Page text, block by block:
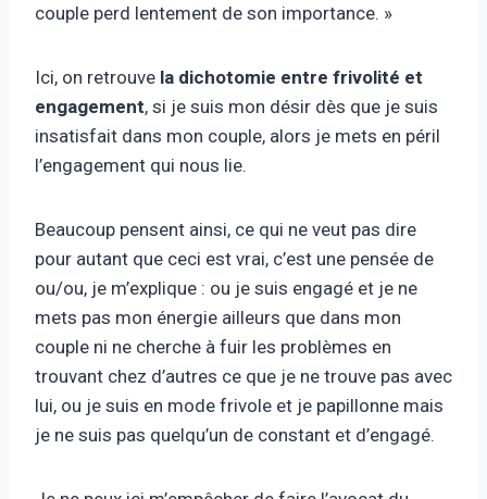
couple perd lentement de son importance. »
Ici, on retrouve la dichotomie entre frivolité et
engagement, si je suis mon désir dès que je suis
insatisfait dans mon couple, alors je mets en péril
l’engagement qui nous lie.
Beaucoup pensent ainsi, ce qui ne veut pas dire
pour autant que ceci est vrai, c’est une pensée de
ou/ou, je m’explique : ou je suis engagé et je ne
mets pas mon énergie ailleurs que dans mon
couple ni ne cherche à fuir les problèmes en
trouvant chez d’autres ce que je ne trouve pas avec
lui, ou je suis en mode frivole et je papillonne mais
je ne suis pas quelqu’un de constant et d’engagé.